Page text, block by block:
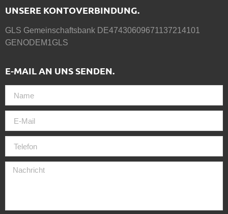
UNSERE KONTOVERBINDUNG.
GLS Gemeinschaftsbank DE47430609671137214101
GENODEM1GLS
E-MAIL AN UNS SENDEN.